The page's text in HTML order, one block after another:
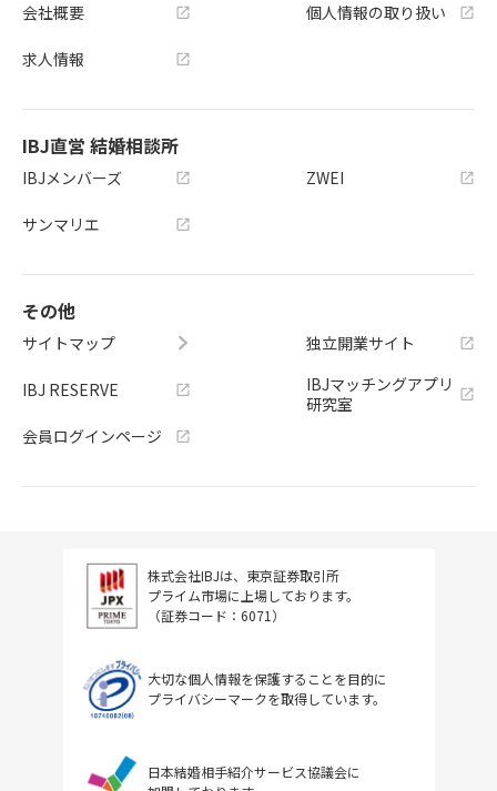
会社概要
求人情報
個人情報の取り扱い
IBJ直営 結婚相談所
IBJメンバーズ
サンマリエ
ZWEI
その他
サイトマップ
IBJ RESERVE
会員ログインページ
独立開業サイト
IBJマッチングアプリ
研究室
株式会社IBJは、東京証券取引所
プライム市場に上場しております。
（証券コード：6071）
大切な個人情報を保護することを目的に
プライバシーマークを取得しています。
日本結婚相手紹介サービス協議会に